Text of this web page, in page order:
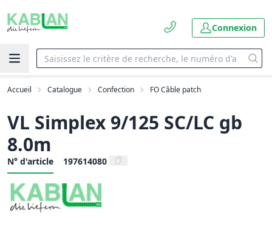
Connexion
Accueil Catalogue Confection FO Câble patch
VL Simplex 9/125 SC/LC gb
8.0m
N° d'article 197614080